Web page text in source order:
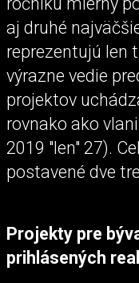
aj druhé
reprezentujú len
výrazne vedie
projektov
rovnako ako
2019 "len" 27).
postavené dve
Projekty pre
prihlásených